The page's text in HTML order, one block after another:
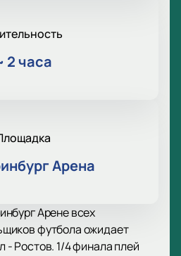
2 часа
Арена
Арене всех
футбола ожидает
- Ростов. 1/4 финала плей